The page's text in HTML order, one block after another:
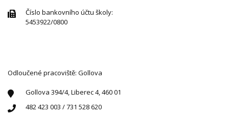
Číslo bankovního účtu školy:
5453922/0800
Odloučené pracoviště: Gollova
Gollova 394/4, Liberec 4, 460 01
482 423 003 / 731 528 620